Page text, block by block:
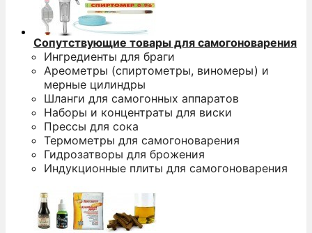
Сопутствующие товары для самогоноварения
Ингредиенты для браги
Ареометры (спиртометры, виномеры) и
мерные цилиндры
Шланги для самогонных аппаратов
Наборы и концентраты для виски
Прессы для сока
Термометры для самогоноварения
Гидрозатворы для брожения
Индукционные плиты для самогоноварения